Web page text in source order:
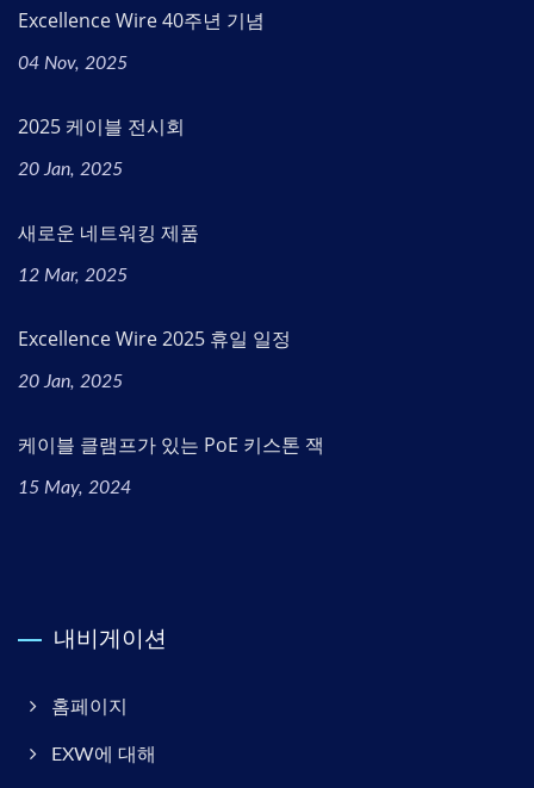
Excellence Wire 40주년 기념
04 Nov, 2025
2025 케이블 전시회
20 Jan, 2025
새로운 네트워킹 제품
12 Mar, 2025
Excellence Wire 2025 휴일 일정
20 Jan, 2025
케이블 클램프가 있는 PoE 키스톤 잭
15 May, 2024
내비게이션
홈페이지
EXW에 대해